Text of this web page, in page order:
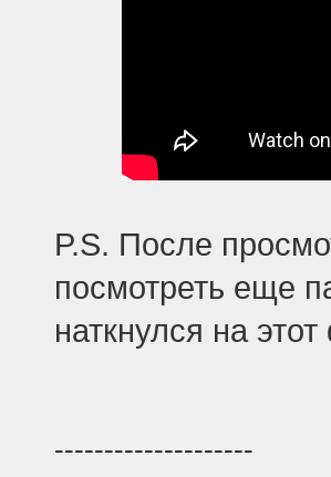
P.S. После
посмотреть еще
наткнулся на
--------------------